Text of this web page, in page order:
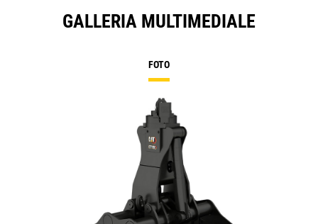
GALLERIA MULTIMEDIALE
FOTO